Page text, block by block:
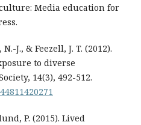
Media education for
J., & Feezell, J. T. (2012).
to diverse
14(3), 492-512.
P. (2015). Lived